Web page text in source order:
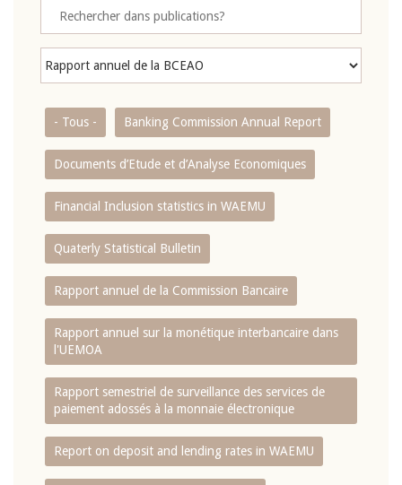
- Tous - Banking Commission Annual Report
Documents d’Etude et d’Analyse Economiques
Financial Inclusion statistics in WAEMU
Quaterly Statistical Bulletin
Rapport annuel de la Commission Bancaire
Rapport annuel sur la monétique interbancaire dans
l'UEMOA
Rapport semestriel de surveillance des services de
paiement adossés à la monnaie électronique
Report on deposit and lending rates in WAEMU